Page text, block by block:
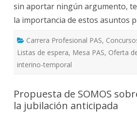
sin aportar ningún argumento,
la importancia de estos asuntos
Carrera Profesional PAS,
Listas de espera, Mesa PAS, Oferta
interino-temporal
Propuesta de SOMOS
la jubilación anticipada